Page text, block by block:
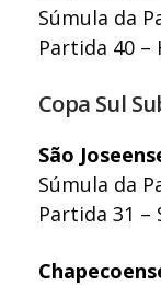
Súmula da
Partida 40 –
Copa Sul
São
Súmula da
Partida 31 –